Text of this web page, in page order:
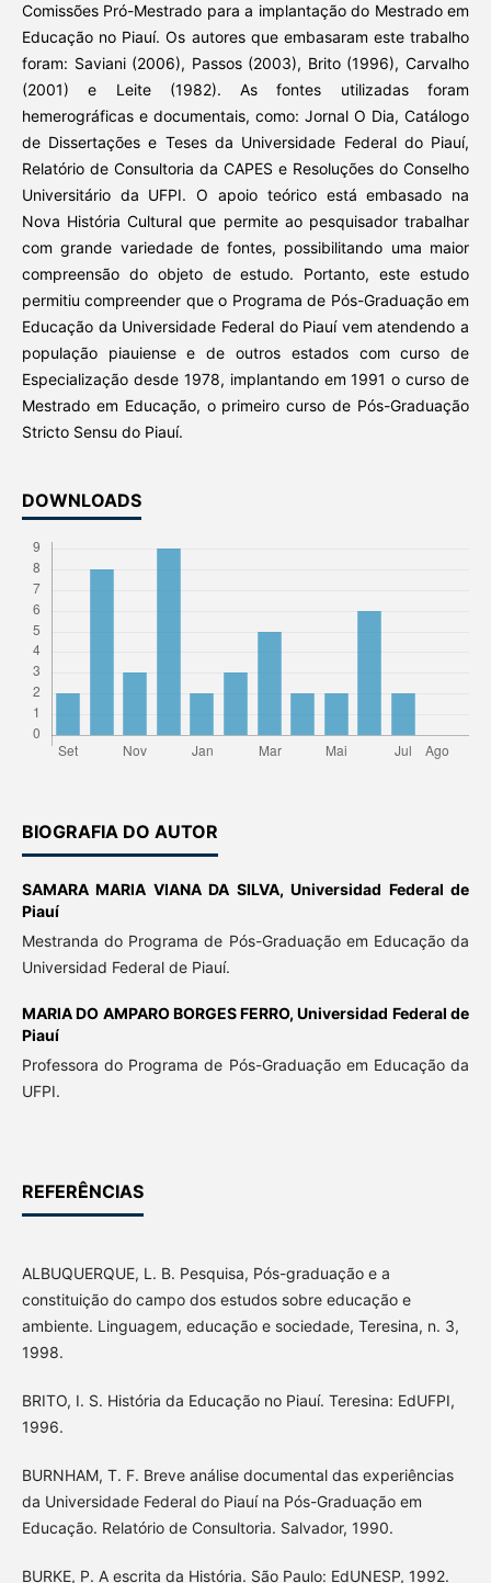
Comissões Pró-Mestrado para a implantação do Mestrado em
Educação no Piauí. Os autores que embasaram este trabalho
foram: Saviani (2006), Passos (2003), Brito (1996), Carvalho
(2001) e Leite (1982). As fontes utilizadas foram
hemerográficas e documentais, como: Jornal O Dia, Catálogo
de Dissertações e Teses da Universidade Federal do Piauí,
Relatório de Consultoria da CAPES e Resoluções do Conselho
Universitário da UFPI. O apoio teórico está embasado na
Nova História Cultural que permite ao pesquisador trabalhar
com grande variedade de fontes, possibilitando uma maior
compreensão do objeto de estudo. Portanto, este estudo
permitiu compreender que o Programa de Pós-Graduação em
Educação da Universidade Federal do Piauí vem atendendo a
população piauiense e de outros estados com curso de
Especialização desde 1978, implantando em 1991 o curso de
Mestrado em Educação, o primeiro curso de Pós-Graduação
Stricto Sensu do Piauí.
DOWNLOADS
BIOGRAFIA DO AUTOR
SAMARA MARIA VIANA DA SILVA,Universidad Federal de
Piauí
Mestranda do Programa de Pós-Graduação em Educação da
Universidad Federal de Piauí.
MARIA DO AMPARO BORGES FERRO,Universidad Federal de
Piauí
Professora do Programa de Pós-Graduação em Educação da
UFPI.
REFERÊNCIAS
ALBUQUERQUE, L. B. Pesquisa, Pós-graduação e a
constituição do campo dos estudos sobre educação e
ambiente. Linguagem, educação e sociedade, Teresina, n. 3,
1998.
BRITO, I. S. História da Educação no Piauí. Teresina: EdUFPI,
1996.
BURNHAM, T. F. Breve análise documental das experiências
da Universidade Federal do Piauí na Pós-Graduação em
Educação. Relatório de Consultoria. Salvador, 1990.
BURKE, P. A escrita da História. São Paulo: EdUNESP, 1992.